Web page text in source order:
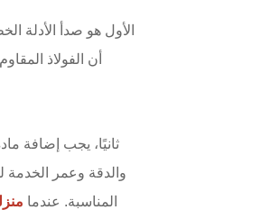
الأول هو صدأ الأدلة
أن الفولاذ
ثانيًا، يجب إضافة
والدقة وعمر الخدمة
المناسبة. عندما